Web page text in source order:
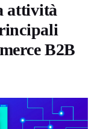
attività
B2B